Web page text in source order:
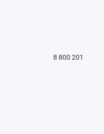
8 800 201